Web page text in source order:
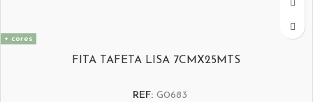
+ cores
FITA TAFETA LISA 7CMX25MTS
REF: G0683